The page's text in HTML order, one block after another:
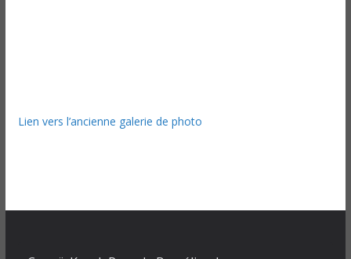
Lien vers l’ancienne galerie de photo